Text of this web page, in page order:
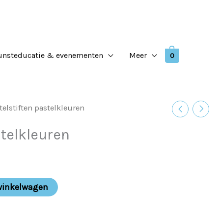
& evenementen Meer 0
pastelkleuren